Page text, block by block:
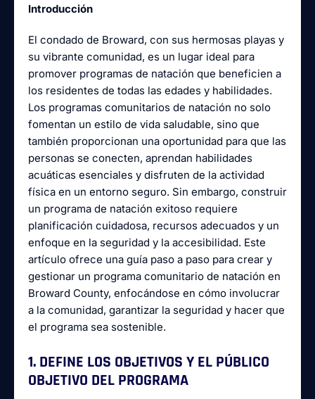
Introducción
El condado de Broward, con sus hermosas playas y
su vibrante comunidad, es un lugar ideal para
promover programas de natación que beneficien a
los residentes de todas las edades y habilidades.
Los programas comunitarios de natación no solo
fomentan un estilo de vida saludable, sino que
también proporcionan una oportunidad para que las
personas se conecten, aprendan habilidades
acuáticas esenciales y disfruten de la actividad
física en un entorno seguro. Sin embargo, construir
un programa de natación exitoso requiere
planificación cuidadosa, recursos adecuados y un
enfoque en la seguridad y la accesibilidad. Este
artículo ofrece una guía paso a paso para crear y
gestionar un programa comunitario de natación en
Broward County, enfocándose en cómo involucrar
a la comunidad, garantizar la seguridad y hacer que
el programa sea sostenible.
1. DEFINE LOS OBJETIVOS Y EL PÚBLICO
OBJETIVO DEL PROGRAMA